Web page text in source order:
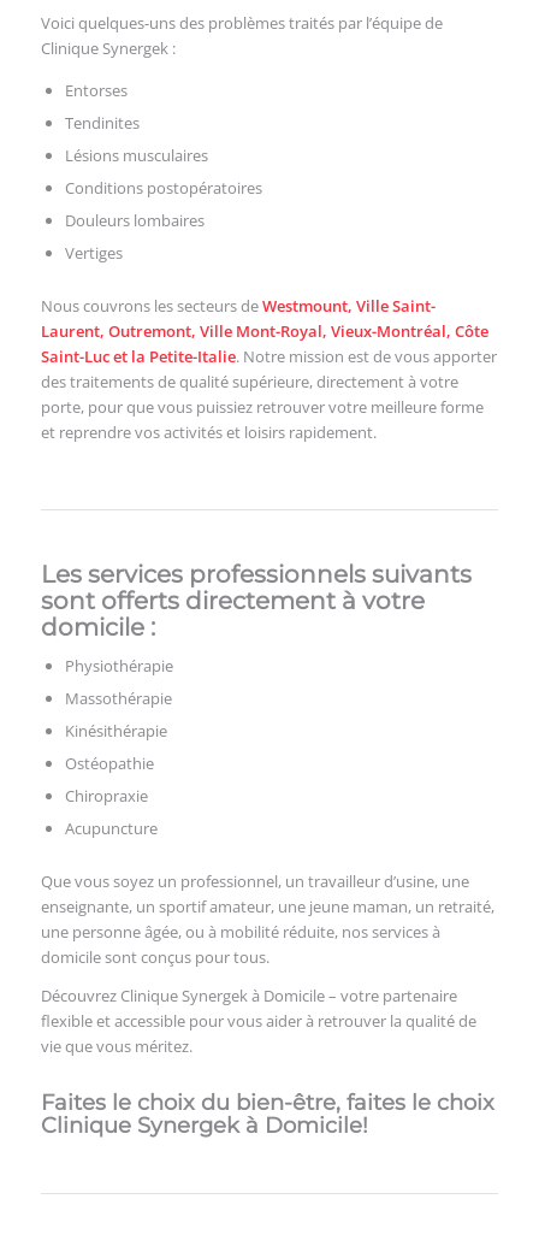
Voici quelques-uns des problèmes traités par l’équipe de
Clinique Synergek :
Entorses
Tendinites
Lésions musculaires
Conditions postopératoires
Douleurs lombaires
Vertiges
Nous couvrons les secteurs deWestmount, Ville Saint-
Laurent, Outremont, Ville Mont-Royal, Vieux-Montréal, Côte
Saint-Luc et la Petite-Italie. Notre mission est de vous apporter
des traitements de qualité supérieure, directement à votre
porte, pour que vous puissiez retrouver votre meilleure forme
et reprendre vos activités et loisirs rapidement.
Les services professionnels suivants
sont offerts directement à votre
domicile :
Physiothérapie
Massothérapie
Kinésithérapie
Ostéopathie
Chiropraxie
Acupuncture
Que vous soyez un professionnel, un travailleur d’usine, une
enseignante, un sportif amateur, une jeune maman, un retraité,
une personne âgée, ou à mobilité réduite, nos services à
domicile sont conçus pour tous.
Découvrez Clinique Synergek à Domicile – votre partenaire
flexible et accessible pour vous aider à retrouver la qualité de
vie que vous méritez.
Faites le choix du bien-être, faites le choix
Clinique Synergek à Domicile!